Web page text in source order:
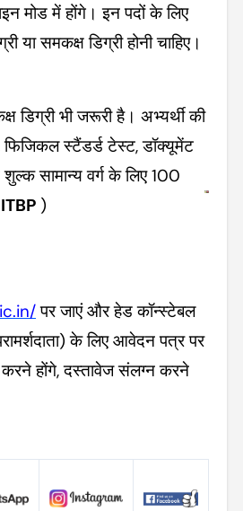
में होंगे। इन पदों के लिए
या समकक्ष डिग्री होनी चाहिए।
भी जरूरी है। अभ्यर्थी की
स्टैंडर्ड टेस्ट, डॉक्यूमेंट
सामान्य वर्ग के लिए 100
ITBP )
पर जाएं और हेड कॉन्स्टेबल
के लिए आवेदन पत्र पर
होंगे, दस्तावेज संलग्न करने